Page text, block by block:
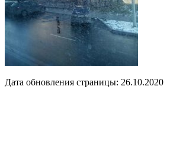
Дата обновления страницы: 26.10.2020